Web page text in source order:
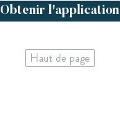
Obtenir l'application
Haut de page